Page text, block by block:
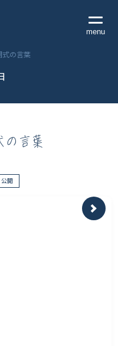
menu
式の言葉
の言葉
公開